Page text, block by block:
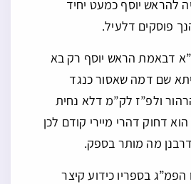
להראש יוסף כמעט יחיד
פוסקים דלעיל.
דבאמת הראש יוסף רק בא
שם דמה שאסור כנגד
ולפ”ז לק”מ דלא נחית
דחוק דהרי מיירי קודם לכן
מה מותר בספק.
הפמ”ג בספריו כידוע קיצר